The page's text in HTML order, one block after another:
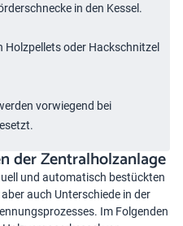
in den Kessel.
Holzpellets oder Hackschnitzel
vorwiegend bei
der Zentralholzanlage
und automatisch bestückten
auch Unterschiede in der
Im Folgenden